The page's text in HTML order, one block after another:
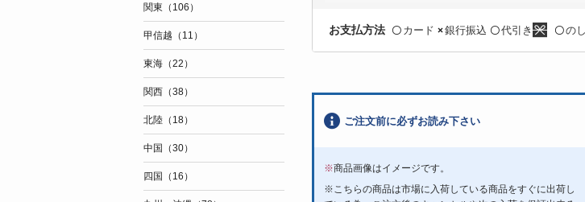
お支払方法 〇 カード ×銀行振込 〇代引き 〇の
ご注文前に必ずお読み下さい
※商品画像はイメージです。
※こちらの商品は市場に入荷している商品をすぐに出荷し
関東（106）
甲信越（11）
東海（22）
関西（38）
北陸（18）
中国（30）
四国（16）